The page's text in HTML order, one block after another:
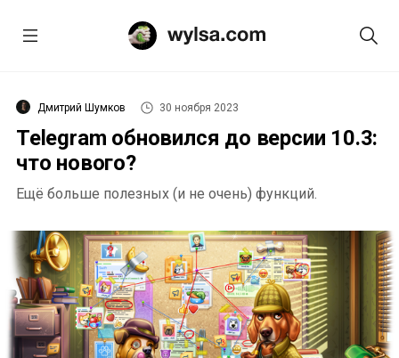
Дмитрий Шумков 30 ноября 2023
Telegram обновился до версии 10.3:
что нового?
Ещё больше полезных (и не очень) функций.